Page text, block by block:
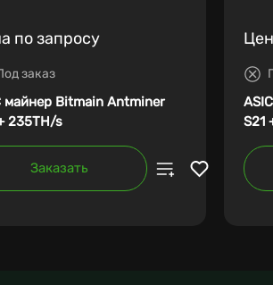
по запросу
заказ
майнер Bitmain Antminer
235TH/s
Заказать
S21